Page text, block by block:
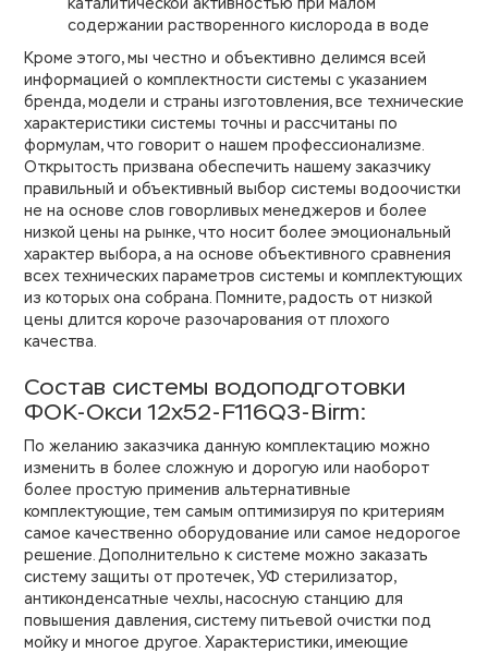
содержании растворенного кислорода в воде
Кроме этого, мы честно и объективно делимся всей
информацией о комплектности системы с указанием
бренда, модели и страны изготовления, все технические
характеристики системы точны и рассчитаны по
формулам, что говорит о нашем профессионализме.
Открытость призвана обеспечить нашему заказчику
правильный и объективный выбор системы водоочистки
не на основе слов говорливых менеджеров и более
низкой цены на рынке, что носит более эмоциональный
характер выбора, а на основе объективного сравнения
всех технических параметров системы и комплектующих
из которых она собрана. Помните, радость от низкой
цены длится короче разочарования от плохого
качества.
Состав системы водоподготовки
ФОК-Окси 12х52-F116Q3-Birm:
По желанию заказчика данную комплектацию можно
изменить в более сложную и дорогую или наоборот
более простую применив альтернативные
комплектующие, тем самым оптимизируя по критериям
самое качественно оборудование или самое недорогое
решение. Дополнительно к системе можно заказать
систему защиты от протечек, УФ стерилизатор,
антиконденсатные чехлы, насосную станцию для
повышения давления, систему питьевой очистки под
мойку и многое другое. Характеристики, имеющие